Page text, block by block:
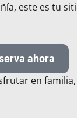
este es tu
ahora
en